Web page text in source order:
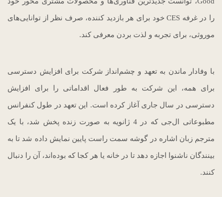
را در غرفه CES خود برای هر بازدید کننده، صرف نظر از توانایی‌های
موروثی، برای تجربه و لذت بردن معرفی کند.
با وفادار ماندن به تعهد و چشم‌انداز شرکت برای افزایش دسترسی
برای همه، این شرکت به طور فعال اقداماتی را برای افزایش
دسترسی در سال جاری آغاز کرده است. این تعهد در طول کنفرانس
مطبوعاتی ال‌جی که در 4 ژانویه به صورت زنده پخش شد، با یک
مترجم زبان اشاره در گوشه سمت راست پایین نمایش داده شد تا به
بینندگان ناشنوا اجازه دهد تا در خانه یا هر کجا که بوده‌اند، آن را دنبال
کنند.